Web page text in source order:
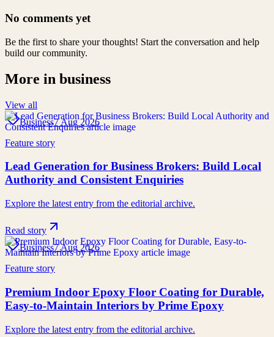
No comments yet
Be the first to share your thoughts! Start the conversation and help
build our community.
More in business
View all
Business7 Aug 2026
Feature story
Lead Generation for Business Brokers: Build Local
Authority and Consistent Enquiries
Explore the latest entry from the editorial archive.
Read story
Business7 Aug 2026
Feature story
Premium Indoor Epoxy Floor Coating for Durable,
Easy-to-Maintain Interiors by Prime Epoxy
Explore the latest entry from the editorial archive.